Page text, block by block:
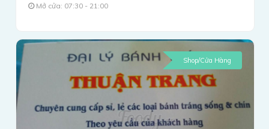
Mở cửa: 07:30 - 21:00
Shop/Cửa Hàng